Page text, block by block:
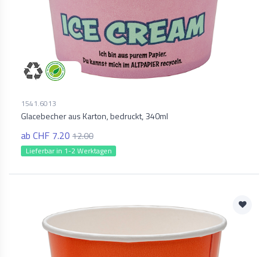
1541.6013
Glacebecher aus Karton, bedruckt, 340ml
ab CHF 7.20 12.00
Lieferbar in 1-2 Werktagen